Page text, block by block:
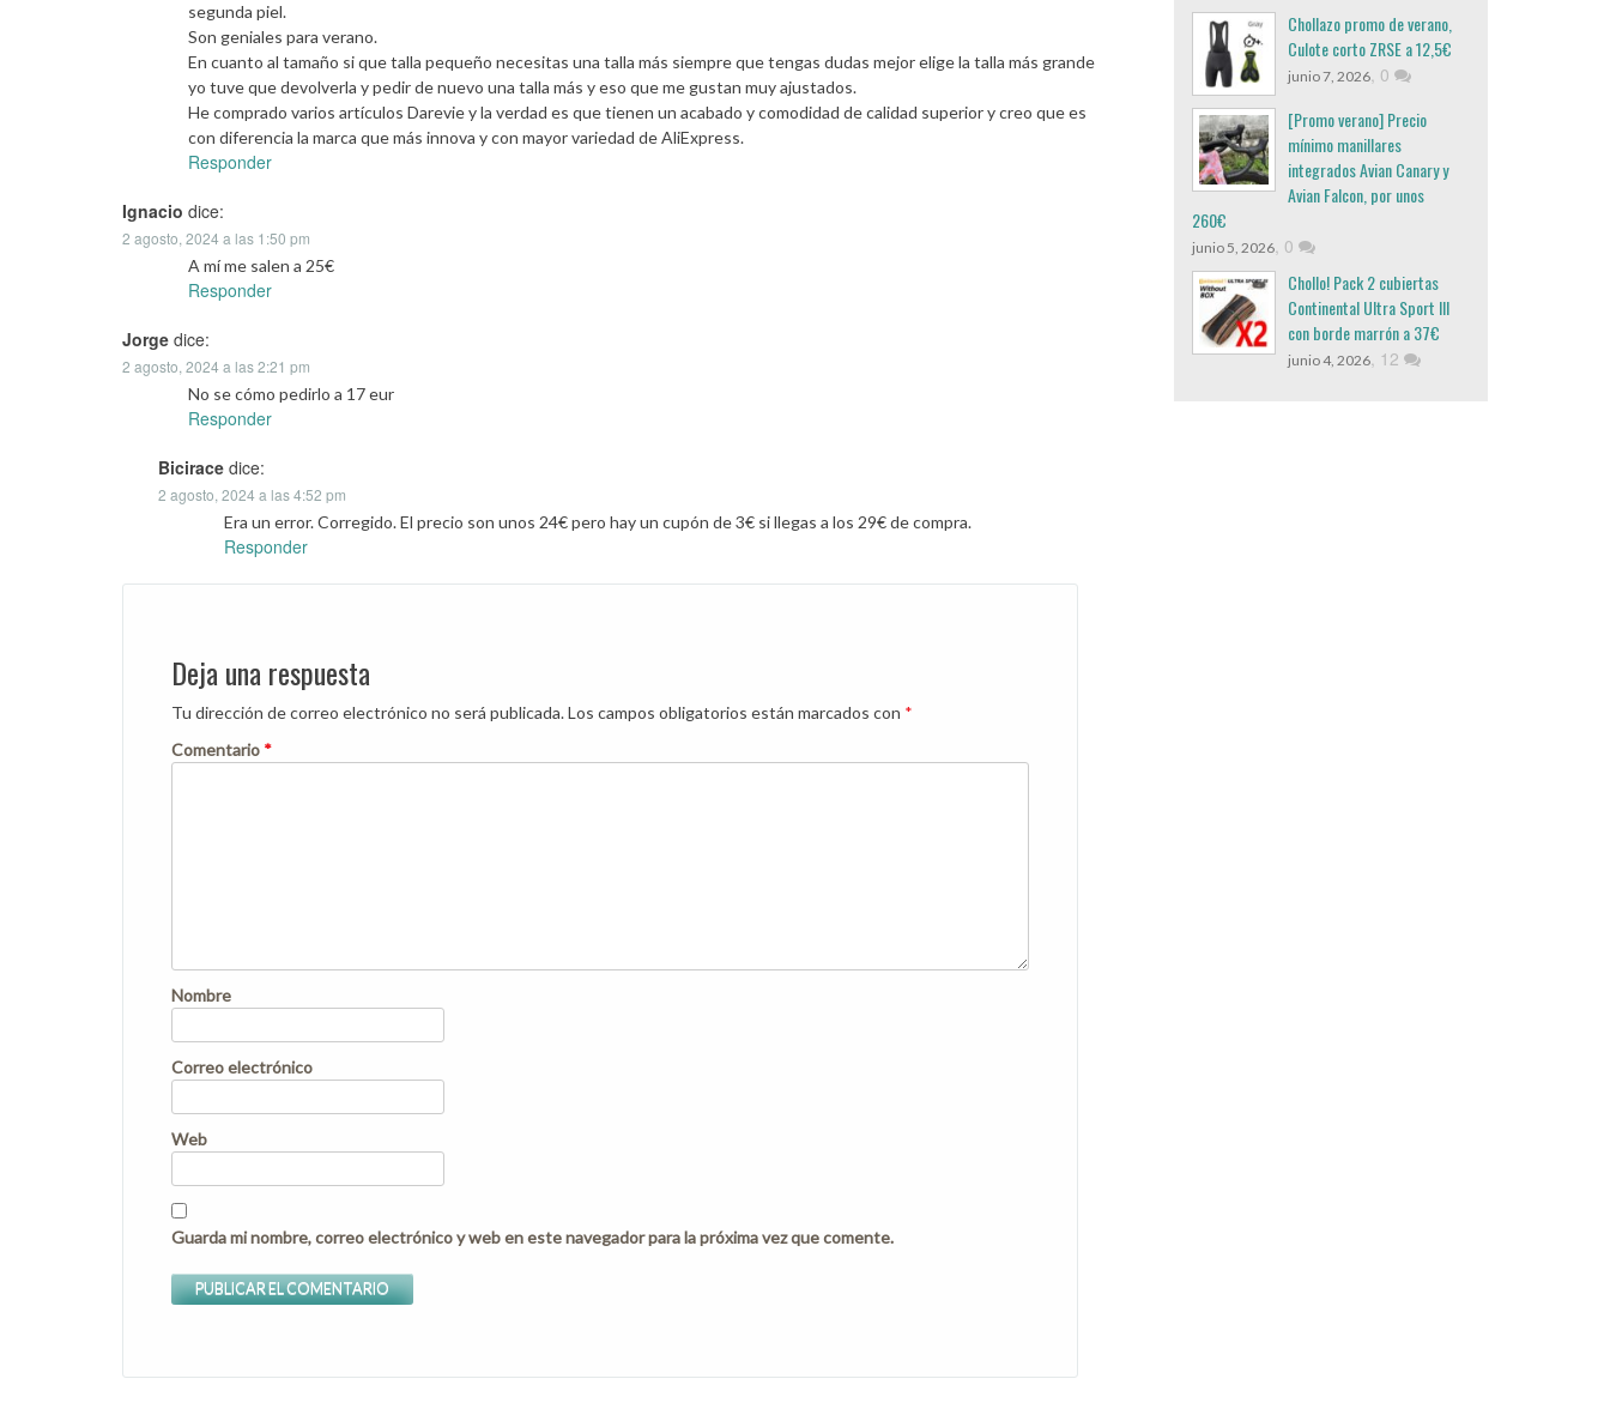
segunda piel.
Son geniales para verano.
En cuanto al tamaño si que talla pequeño necesitas una talla más siempre que tengas dudas mejor elige la talla más grande
yo tuve que devolverla y pedir de nuevo una talla más y eso que me gustan muy ajustados.
He comprado varios artículos Darevie y la verdad es que tienen un acabado y comodidad de calidad superior y creo que es
con diferencia la marca que más innova y con mayor variedad de AliExpress.
Responder
Ignacio dice:
2 agosto, 2024 a las 1:50 pm
A mí me salen a 25€
Responder
Jorge dice:
2 agosto, 2024 a las 2:21 pm
No se cómo pedirlo a 17 eur
Responder
Bicirace dice:
2 agosto, 2024 a las 4:52 pm
Era un error. Corregido. El precio son unos 24€ pero hay un cupón de 3€ si llegas a los 29€ de compra.
Responder
Deja una respuesta
Tu dirección de correo electrónico no será publicada.Los campos obligatorios están marcados con *
Comentario *
Nombre
Correo electrónico
Web
Guarda mi nombre, correo electrónico y web en este navegador para la próxima vez que comente.
Chollazo promo de verano,
Culote corto ZRSE a 12,5€
junio 7, 2026, 0
[Promo verano] Precio
mínimo manillares
integrados Avian Canary y
Avian Falcon, por unos
260€
junio 5, 2026, 0
Chollo! Pack 2 cubiertas
Continental Ultra Sport III
con borde marrón a 37€
junio 4, 2026, 12